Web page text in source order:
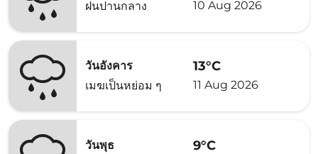
ฝนปานกลาง
10 Aug 2026
วันอังคาร
เมฆเป็นหย่อม ๆ
13°C
11 Aug 2026
วันพุธ
9°C